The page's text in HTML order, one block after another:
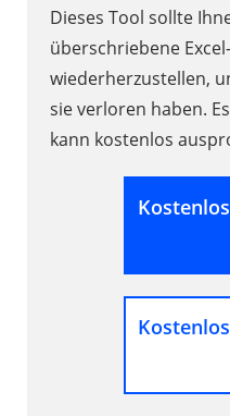
Dieses Tool sollte
überschriebene
wiederherzustellen,
sie verloren haben.
kann kostenlos